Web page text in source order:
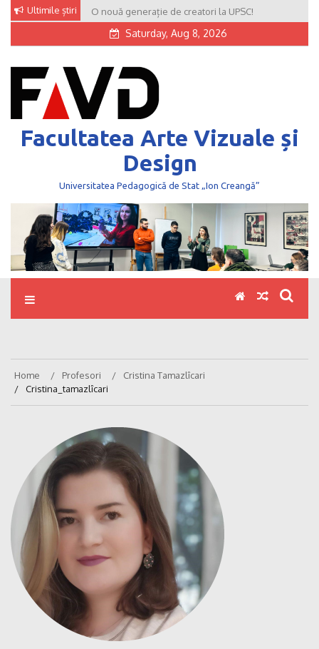
Skip
Ultimile știri O nouă generație de creatori la UPSC!
Saturday, Aug 8, 2026
Facultatea Arte Vizuale și
Design
Universitatea Pedagogică de Stat „Ion Creangă”
Home Profesori
Cristina Tamazlîcari
Cristina_tamazlîcari